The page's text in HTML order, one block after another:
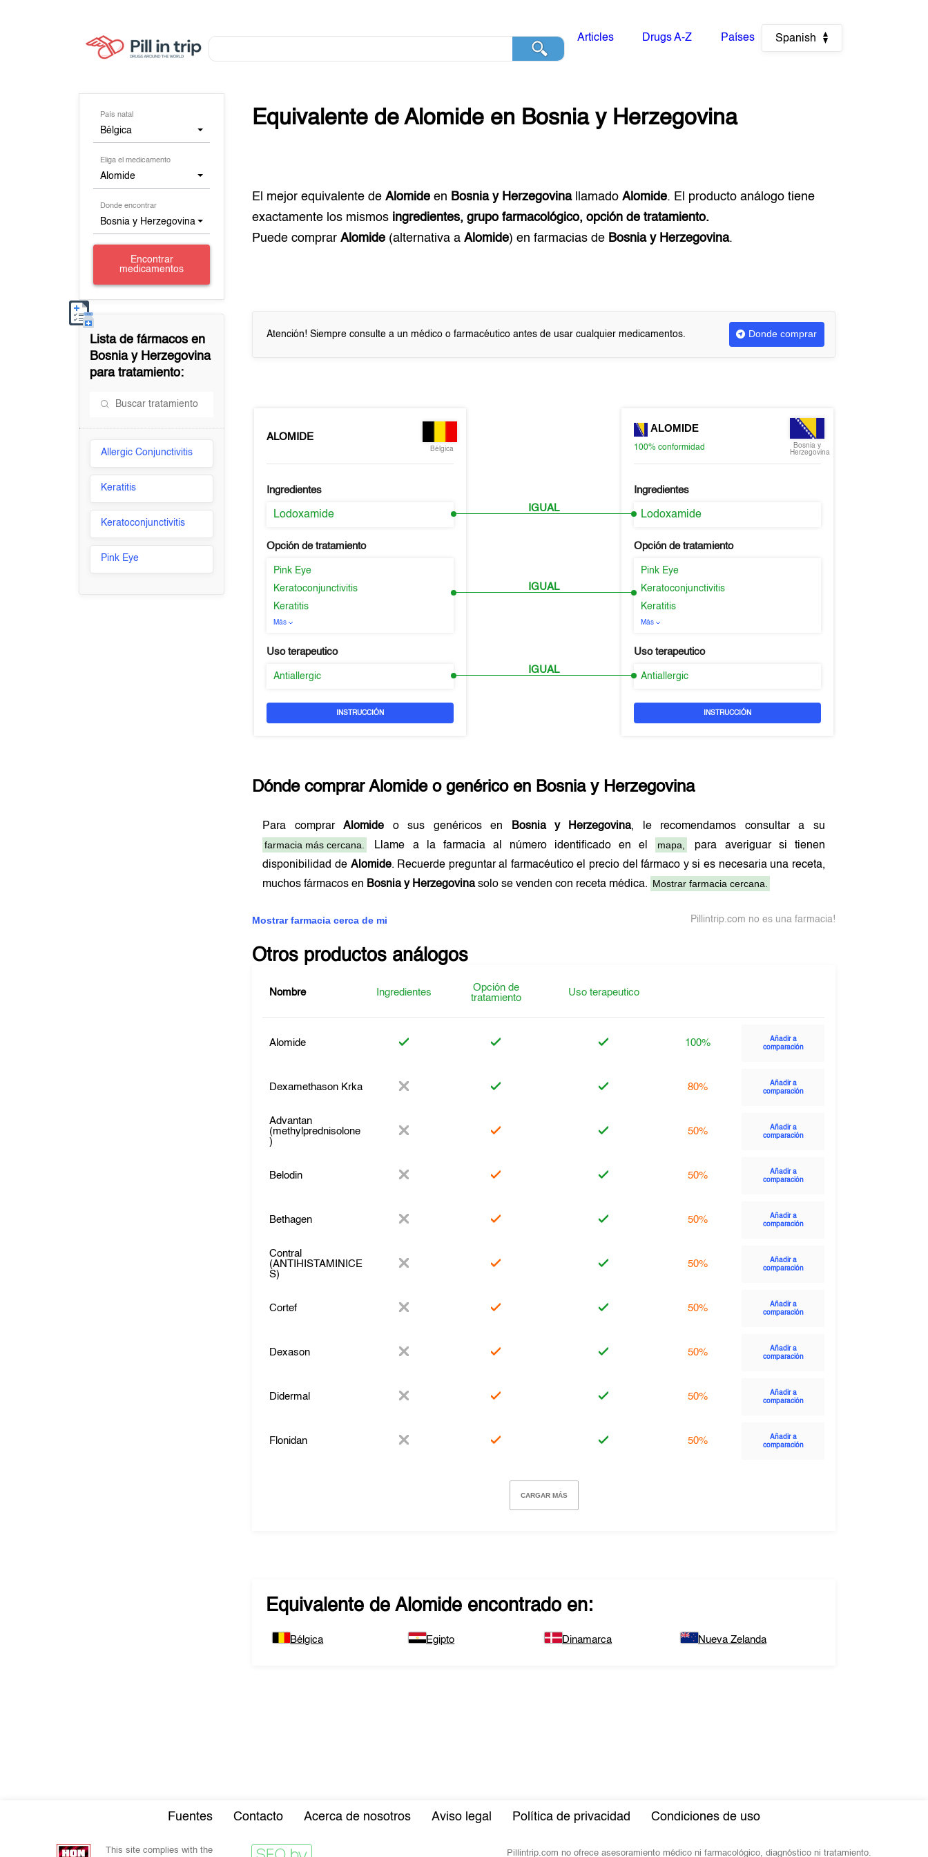
Articles Drugs A-Z Países Spanish
País natal
Bélgica
Eliga el medicamento
Alomide
Donde encontrar
Bosnia y Herzegovina
Encontrar
medicamentos
Lista de fármacos en
Bosnia y Herzegovina
para tratamiento:
Allergic Conjunctivitis
Keratitis
Keratoconjunctivitis
Pink Eye
Equivalente deAlomide en Bosnia y Herzegovina
El mejor equivalente deAlomide en Bosnia y HerzegovinallamadoAlomide. El producto análogo tiene
exactamente los mismos ingredientes, grupo farmacológico, opción de tratamiento.
Puede comprarAlomide (alternativa aAlomide) en farmacias de Bosnia y Herzegovina.
Atención! Siempre consulte a un médico o farmacéutico antes de usar cualquier medicamentos. Donde comprar
ALOMIDE
Bélgica
Ingredientes
Lodoxamide
Opción de tratamiento
Pink Eye
Keratoconjunctivitis
Keratitis
Más
Uso terapeutico
Antiallergic
INSTRUCCIÓN
IGUAL
IGUAL
IGUAL
ALOMIDE
100% conformidad
Bosnia y
Herzegovina
Ingredientes
Lodoxamide
Opción de tratamiento
Pink Eye
Keratoconjunctivitis
Keratitis
Más
Uso terapeutico
Antiallergic
INSTRUCCIÓN
Dónde comprarAlomideo genérico en Bosnia y Herzegovina
Para comprarAlomide o sus genéricos en Bosnia y Herzegovina, le recomendamos consultar a su
farmacia más cercana.
Llame a la farmacia al número identificado en el mapa,
para averiguar si tienen
disponibilidad de Alomide. Recuerde preguntar al farmacéutico el precio del fármaco y si es necesaria una receta,
muchos fármacos en Bosnia y Herzegovinasolo se venden con receta médica. Mostrar farmacia cercana.
Mostrar farmacia cerca de mi Pillintrip.com no es una farmacia!
Otros productos análogos
Nombre Ingredientes
Opción de
tratamiento
Uso terapeutico
Alomide 100%
Añadir a
comparación
Dexamethason Krka 80%
Añadir a
comparación
Advantan
(methylprednisolone
)
50%
Añadir a
comparación
Belodin 50%
Añadir a
comparación
Bethagen 50%
Añadir a
comparación
Contral
(ANTIHISTAMINICE
S)
50%
Añadir a
comparación
Cortef 50%
Añadir a
comparación
Dexason 50%
Añadir a
comparación
Didermal 50%
Añadir a
comparación
Flonidan 50%
Añadir a
comparación
CARGAR MÁS
Equivalente deAlomide encontrado en:
Bélgica Egipto Dinamarca Nueva Zelanda
Fuentes Contacto Acerca de nosotros Aviso legal Política de privacidad Condiciones de uso
This site complies with the Pillintrip.com no ofrece asesoramiento médico ni farmacológico, diagnóstico ni tratamiento.